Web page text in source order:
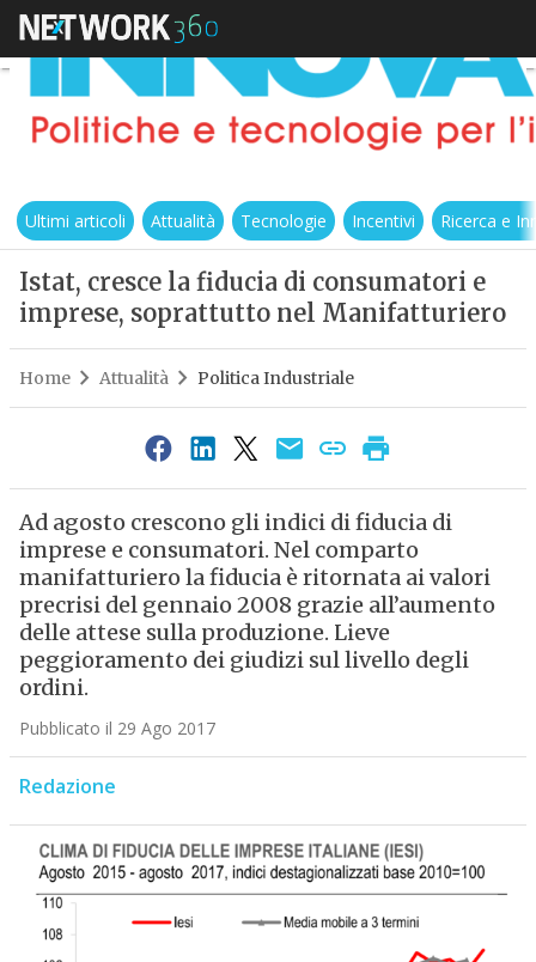
Ultimi articoli Attualità Tecnologie Incentivi Ricerca e
Istat, cresce la fiducia di consumatori e
imprese, soprattutto nel Manifatturiero
Home Attualità Politica Industriale
Ad agosto crescono gli indici di fiducia di
imprese e consumatori. Nel comparto
manifatturiero la fiducia è ritornata ai valori
precrisi del gennaio 2008 grazie all’aumento
delle attese sulla produzione. Lieve
peggioramento dei giudizi sul livello degli
ordini.
Pubblicato il 29 Ago 2017
Redazione